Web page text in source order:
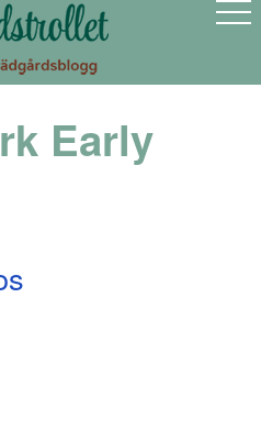
Early